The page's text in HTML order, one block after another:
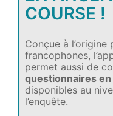
COURSE !
Conçue à
francophones,
permet aussi de
questionnaires en
disponibles au
l’enquête.